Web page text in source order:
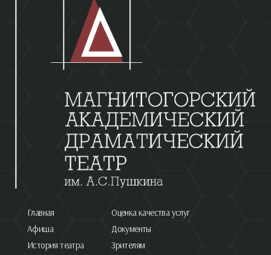
Главная
Афиша
История театра
Оценка качества услуг
Документы
Зрителям